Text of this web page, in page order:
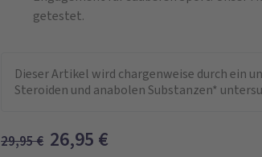
getestet.
Dieser Artikel wird chargenweise durch ein
Steroiden und anabolen Substanzen*
29,95€ 26,95 €